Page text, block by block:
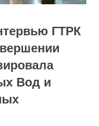
ГТРК
Вод и